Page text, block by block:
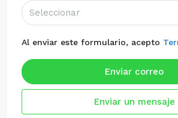
Seleccionar
Al enviar este formulario, acepto
Enviar correo
Enviar un mensaje